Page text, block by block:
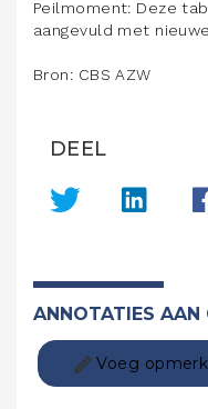
Peilmoment: Deze
aangevuld met
Bron: CBS AZW
DEEL
ANNOTATIES AAN
Voeg